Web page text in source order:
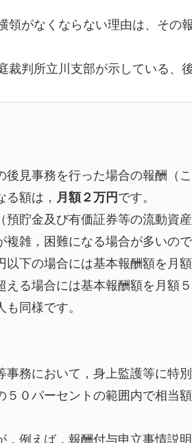
領がなくならない理由は、その
裁判所立川支部が示している、
後見事務を行った場合の報酬（
る額は， 月額２万円 です。
預貯金及び有価証券等の流動資
複雑，困難になる場合が多いの
以下の場合には基本報酬額を月
える場合には基本報酬額を月額
同様です。
事務において，身上監護等に特
５０パーセントの範囲内で相当
，例えば，報酬付与申立事情説